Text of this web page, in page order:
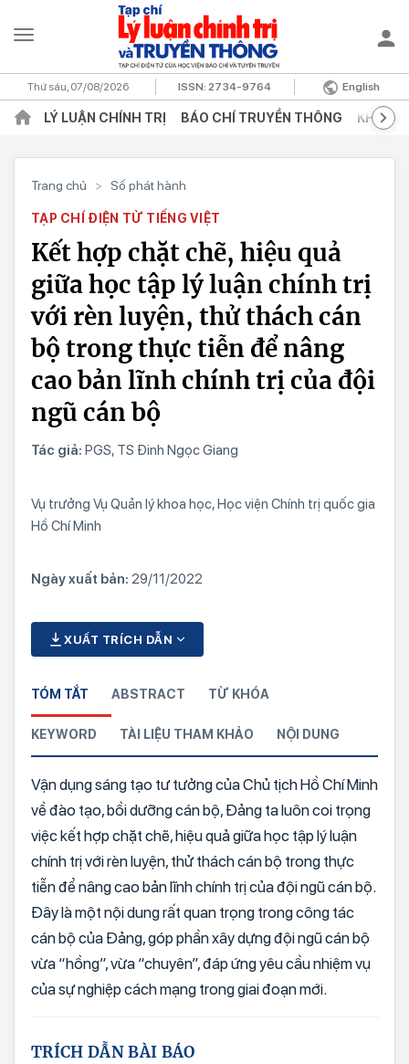
Thứ sáu, 07/08/2026 ISSN:2734-9764 English
LÝ LUẬN CHÍNH TRỊ BÁO CHÍ TRUYỀN THÔNG KHOA
Trang chủ > Số phát hành
TẠP CHÍ ĐIỆN TỬ TIẾNG VIỆT
Kết hợp chặt chẽ, hiệu quả
giữa học tập lý luận chính trị
với rèn luyện, thử thách cán
bộ trong thực tiễn để nâng
cao bản lĩnh chính trị của đội
ngũ cán bộ
Tác giả: PGS, TS Đinh Ngọc Giang
Vụ trưởng Vụ Quản lý khoa học, Học viện Chính trị quốc gia
Hồ Chí Minh
Ngày xuất bản: 29/11/2022
XUẤT TRÍCH DẪN
TÓM TẮT ABSTRACT TỪ KHÓA
KEYWORD TÀI LIỆU THAM KHẢO NỘI DUNG
Vận dụng sáng tạo tư tưởng của Chủ tịch Hồ Chí Minh
về đào tạo, bồi dưỡng cán bộ, Đảng ta luôn coi trọng
việc kết hợp chặt chẽ, hiệu quả giữa học tập lý luận
chính trị với rèn luyện, thử thách cán bộ trong thực
tiễn để nâng cao bản lĩnh chính trị của đội ngũ cán bộ.
Đây là một nội dung rất quan trọng trong công tác
cán bộ của Đảng, góp phần xây dựng đội ngũ cán bộ
vừa “hồng”, vừa “chuyên”, đáp ứng yêu cầu nhiệm vụ
của sự nghiệp cách mạng trong giai đoạn mới.
TRÍCH DẪN BÀI BÁO